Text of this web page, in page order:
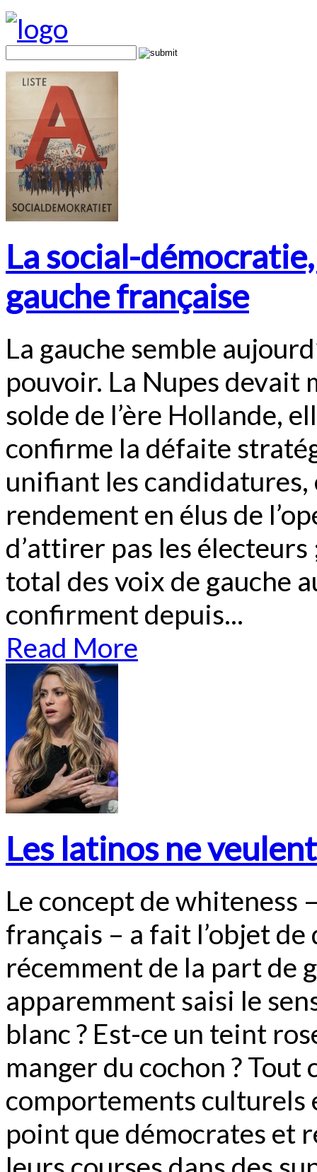
La social-
gauche française
La gauche semble
pouvoir. La Nupes devait
solde de l’ère Hollande,
confirme la défaite
unifiant les
rendement en élus de
d’attirer pas les
total des voix de gauche
confirment depuis...
Read More
Les latinos ne
Le concept de whiteness
français – a fait l’objet
récemment de la part de
apparemment saisi le
blanc ? Est-ce un teint
manger du cochon ?
comportements culturels
point que démocrates et